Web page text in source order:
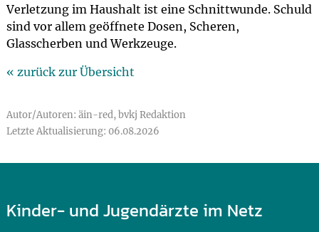
Verletzung im Haushalt ist eine Schnittwunde. Schuld
sind vor allem geöffnete Dosen, Scheren,
Glasscherben und Werkzeuge.
« zurück zur Übersicht
Autor/Autoren: äin-red, bvkj Redaktion
Letzte Aktualisierung: 06.08.2026
Kinder- und Jugendärzte im Netz